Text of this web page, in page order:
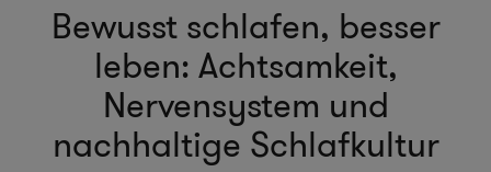
Bewusst schlafen, besser
leben: Achtsamkeit,
Nervensystem und
nachhaltige Schlafkultur